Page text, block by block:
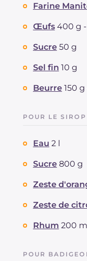
Farine
Œufs 400 g -
Sucre 50 g
Sel fin 10 g
Beurre 150 g
POUR LE SIROP
Eau 2 l
Sucre 800 g
Zeste
Zeste de
Rhum 200
POUR